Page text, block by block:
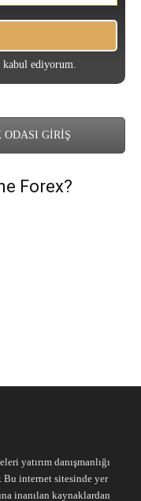
ediyorum.
ODASI GİRİŞ
Forex?
yatırım danışmanlığı
Bu internet sitesinde yer
inanılan kaynaklardan